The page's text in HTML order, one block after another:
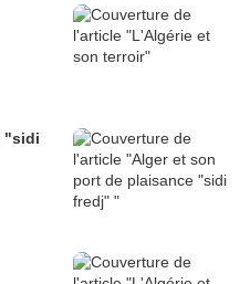
"sidi